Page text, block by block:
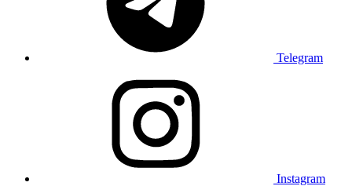
Telegram
Instagram